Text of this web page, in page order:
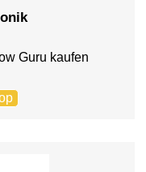
Guru kaufen